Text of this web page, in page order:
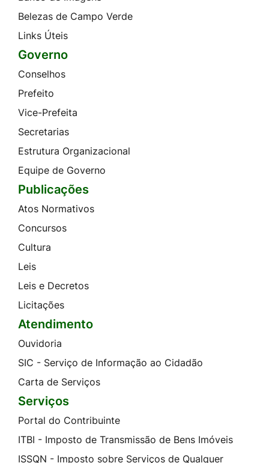
Belezas de Campo Verde
Links Úteis
Governo
Conselhos
Prefeito
Vice-Prefeita
Secretarias
Estrutura Organizacional
Equipe de Governo
Publicações
Atos Normativos
Concursos
Cultura
Leis
Leis e Decretos
Licitações
Atendimento
Ouvidoria
SIC - Serviço de Informação ao Cidadão
Carta de Serviços
Serviços
Portal do Contribuinte
ITBI - Imposto de Transmissão de Bens Imóveis
ISSQN - Imposto sobre Serviços de Qualquer